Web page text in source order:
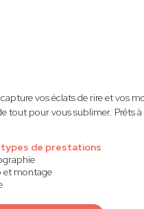
vos éclats de rire et vos
tout pour vous sublimer. Prêts
types de prestations
et montage